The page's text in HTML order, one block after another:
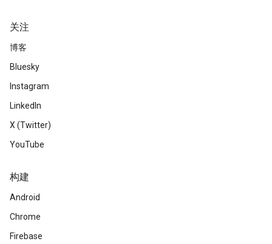
关注
博客
Bluesky
Instagram
LinkedIn
X (Twitter)
YouTube
构建
Android
Chrome
Firebase